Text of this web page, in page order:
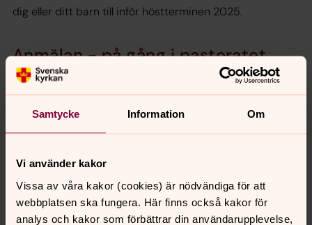
Samtycke Information Om
Vi använder kakor
Vissa av våra kakor (cookies) är nödvändiga för att
webbplatsen ska fungera. Här finns också kakor för
analys och kakor som förbättrar din användarupplevelse,
dig eller ditt barn till inför höstterminen 2025.
Anmälan - på gång i pastoratet
På denna sida kan du anmäla dig till de evenemang som
kräver en anmälan under "På gång i pastoratet" i
Församlingsbladet nr 3 2025.
Synpunkter eller frågor på sidans
innehåll?
backa.pastorat@svenskakyrkan.se